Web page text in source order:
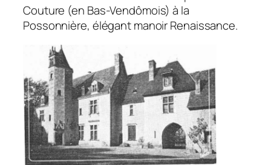
Couture (en Bas-Vendômois) à la
Possonnière, élégant manoir Renaissance.